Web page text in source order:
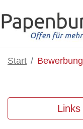
Zum Hauptinhalt
Start